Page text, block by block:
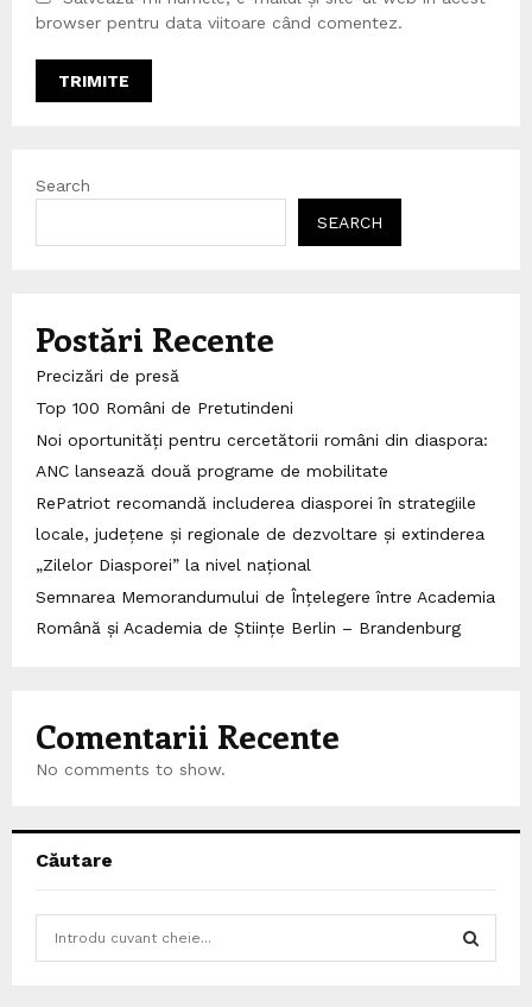
browser pentru data viitoare când comentez.
Search
SEARCH
Postări Recente
Precizări de presă
Top 100 Români de Pretutindeni
Noi oportunități pentru cercetătorii români din diaspora:
ANC lansează două programe de mobilitate
RePatriot recomandă includerea diasporei în strategiile
locale, județene și regionale de dezvoltare și extinderea
„Zilelor Diasporei” la nivel național
Semnarea Memorandumului de Înțelegere între Academia
Română și Academia de Științe Berlin – Brandenburg
Comentarii Recente
No comments to show.
Căutare